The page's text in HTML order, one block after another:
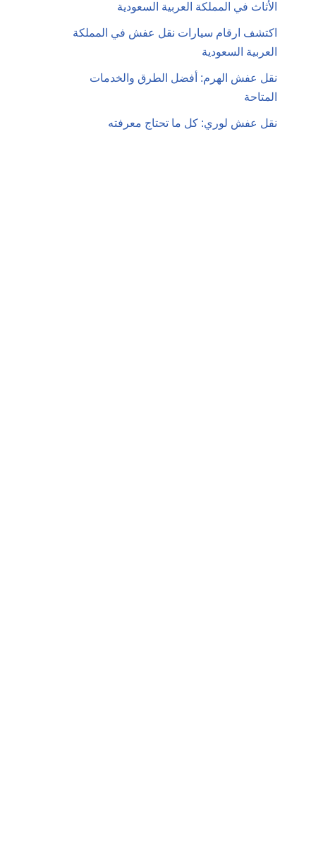
الأثاث في المملكة العربية السعودية
اكتشف ارقام سيارات نقل عفش في المملكة
العربية السعودية
نقل عفش الهرم: أفضل الطرق والخدمات
المتاحة
نقل عفش لوري: كل ما تحتاج معرفته